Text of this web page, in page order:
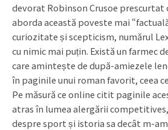
devorat Robinson Crusoe prescurtat
aborda această poveste mai
curiozitate și scepticism, numărul
cu nimic mai puțin. Există un farmec
care amintește de după-amiezele
în paginile unui roman favorit, ceea
Pe măsură ce online citit paginile
atras în lumea alergării
despre sport și istoria sa decât m-